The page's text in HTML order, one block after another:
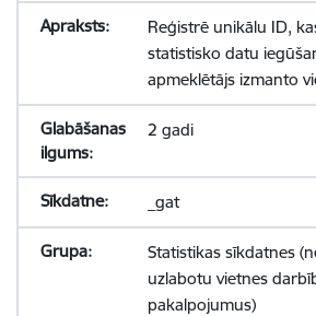
Reģistrē unikālu ID,
statistisko datu
apmeklētājs izmanto
2 gadi
_gat
Statistikas sīkdatnes
uzlabotu vietnes
pakalpojumus)